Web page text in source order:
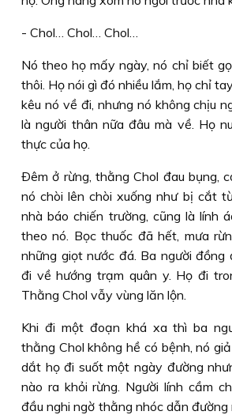
- Chol… Chol… Chol…
Nó theo họ mấy ngày, nó chỉ biết
thôi. Họ nói gì đó nhiều lắm, họ chỉ
kêu nó về đi, nhưng nó không chịu
là người thân nữa đâu mà về. Họ
thực của họ.
Ðêm ở rừng, thằng Chol đau bụng,
nó chòi lên chòi xuống như bị cắt
nhà báo chiến trường, cũng là lính
theo nó. Bọc thuốc đã hết, mưa
những giọt nước đá. Ba người đồng
đi về hướng trạm quân y. Họ đi
Thằng Chol vẫy vùng lăn lộn.
Khi đi một đoạn khá xa thì ba
thằng Chol không hề có bệnh, nó
dắt họ đi suốt một ngày đường
nào ra khỏi rừng. Người lính cầm
đầu nghi ngờ thằng nhóc dẫn đường